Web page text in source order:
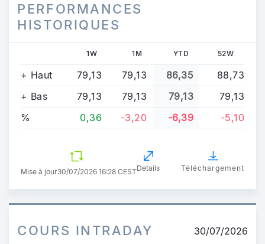
PERFORMANCES
HISTORIQUES
1W 1M YTD 52W
+ Haut 79,13 79,13 86,35
88,73
+ Bas
79,13 79,13 79,13
79,13
%
0,36 -3,20 -6,39 -5,10
Mise à jour30/07/2026 16:28 CESTDetails Téléchargement
COURS INTRADAY 30/07/2026